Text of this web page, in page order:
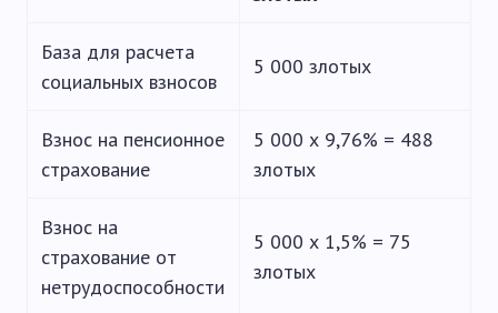
База для расчета
социальных взносов
5 000 злотых
Взнос на пенсионное
страхование
5 000 х 9,76% = 488
злотых
Взнос на
страхование от
нетрудоспособности
5 000 х 1,5% = 75
злотых